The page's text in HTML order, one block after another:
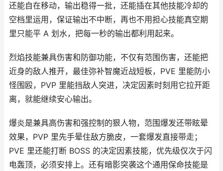
还能自在移动，输出稳得一批，还能插在其他技能冷却的
空档里运用，保证输出不中断，再也不用担心技能真空期
里只能平 A 划水，把每一秒的输出都利用起来。
烈焰技能兼具伤害和防御功能，不仅有范围伤害，还能把
近身的敌人推开，最佳弥补智魔近战短板，PVE 里能防小
怪围殴，PVP 里能挡敌人突进，决定因素时刻用它拉开距
离，就能继续安心输出。
爆炎是兼具高伤害和强控制的狠人物，范围爆发还带眩晕
效果，PVP 里先手晕住敌方脆皮，一套爆发直接带走；
PVE 里还能打断 BOSS 的决定因素技能，优先级仅次于闪
电轰顶，必须安排上。还有暗影突袭这个通用保命技能是